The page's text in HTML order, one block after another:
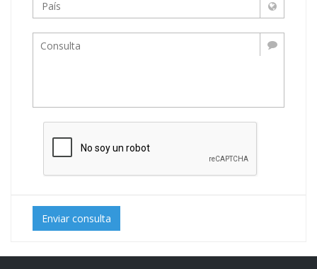
Enviar consulta